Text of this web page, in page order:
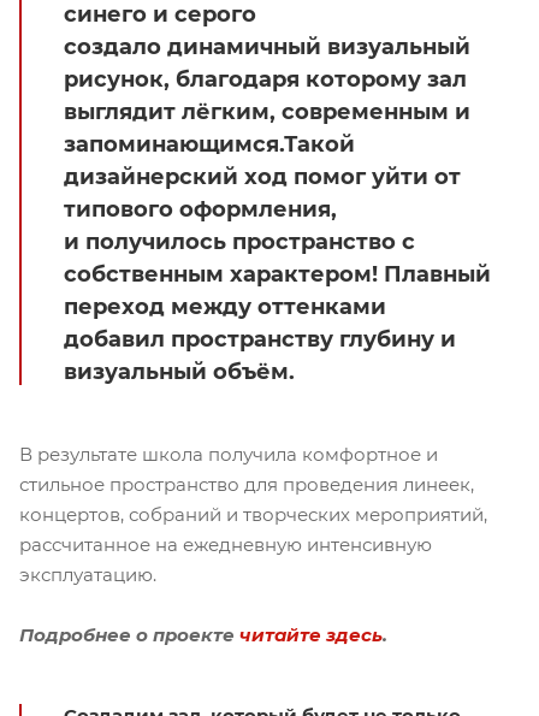
синего и серого
создало динамичный визуальный
рисунок, благодаря которому зал
выглядит лёгким, современным и
запоминающимся.Такой
дизайнерский ход помог уйти от
типового оформления,
и получилось пространство с
собственным характером! Плавный
переход между оттенками
добавил пространству глубину и
визуальный объём.
В результате школа получила комфортное и
стильное пространство для проведения линеек,
концертов, собраний и творческих мероприятий,
рассчитанное на ежедневную интенсивную
эксплуатацию.
Подробнее о проекте читайте здесь.